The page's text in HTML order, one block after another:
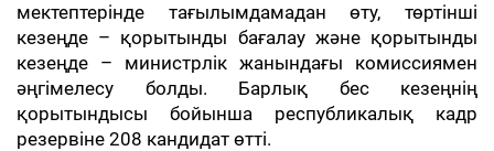
мектептерінде тағылымдамадан өту, төртінші
кезеңде – қорытынды бағалау және қорытынды
кезеңде – министрлік жанындағы комиссиямен
әңгімелесу болды. Барлық бес кезеңнің
қорытындысы бойынша республикалық кадр
резервіне 208 кандидат өтті.